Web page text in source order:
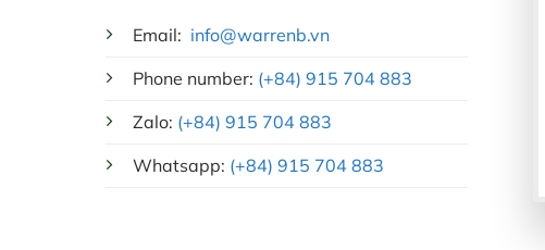
Email: info@warrenb.vn
Phone number: (+84) 915 704 883
Zalo: (+84) 915 704 883
Whatsapp: (+84) 915 704 883